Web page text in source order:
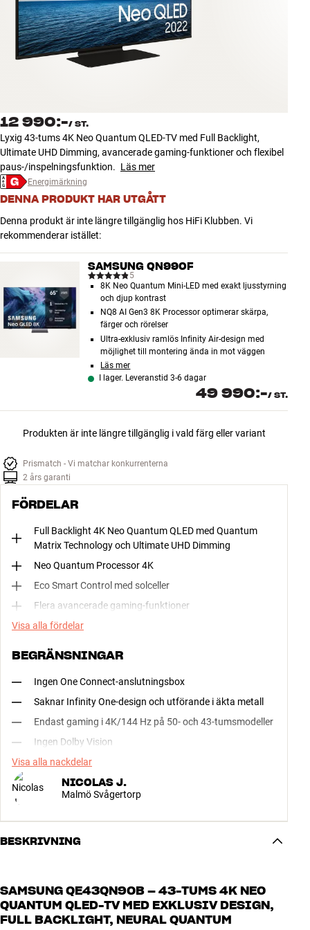
Tillbehör
INSPIRATION
NYHETER
ERBJUDANDEN
Hitta Butik
Kundtjänst
Logga in
Kundtjänst
12 990:-/ ST.
Lyxig 43-tums 4K Neo Quantum QLED-TV med Full Backlight,
Ultimate UHD Dimming, avancerade gaming-funktioner och flexibel
paus-/inspelningsfunktion. Läs mer
Energimärkning
DENNA PRODUKT HAR UTGÅTT
Denna produkt är inte längre tillgänglig hos HiFi Klubben. Vi
rekommenderar istället:
SAMSUNG QN990F
5
8K Neo Quantum Mini-LED med exakt ljusstyrning
och djup kontrast
NQ8 AI Gen3 8K Processor optimerar skärpa,
färger och rörelser
Ultra-exklusiv ramlös Infinity Air-design med
möjlighet till montering ända in mot väggen
Läs mer
I lager. Leveranstid 3-6 dagar
49 990:-/ ST.
Produkten är inte längre tillgänglig i vald färg eller variant
Prismatch - Vi matchar konkurrenterna
2 års garanti
FÖRDELAR
Full Backlight 4K Neo Quantum QLED med Quantum
Matrix Technology och Ultimate UHD Dimming
Neo Quantum Processor 4K
Eco Smart Control med solceller
Flera avancerade gaming-funktioner
Visa alla fördelar
BEGRÄNSNINGAR
Ingen One Connect-anslutningsbox
Saknar Infinity One-design och utförande i äkta metall
Endast gaming i 4K/144 Hz på 50- och 43-tumsmodeller
Ingen Dolby Vision
Visa alla nackdelar
NICOLAS J.
Malmö Svågertorp
BESKRIVNING
SAMSUNG QE43QN90B – 43-TUMS 4K NEO
QUANTUM QLED-TV MED EXKLUSIV DESIGN,
FULL BACKLIGHT, NEURAL QUANTUM